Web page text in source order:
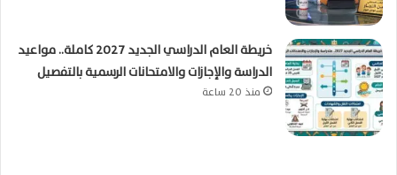
خريطة العام الدراسي الجديد 2027 كاملة.. مواعيد
الدراسة والإجازات والامتحانات الرسمية بالتفصيل
منذ 20 ساعة